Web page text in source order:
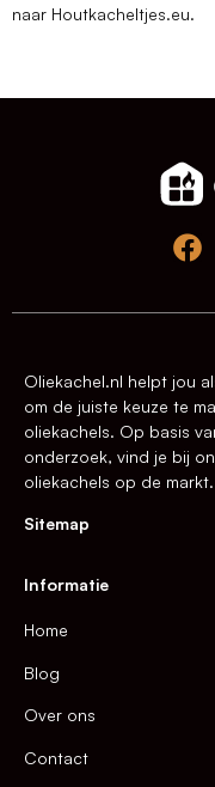
naar Houtkacheltjes.eu.
Oliekachel.nl helpt jou
om de juiste keuze te
oliekachels. Op basis
onderzoek, vind je bij
oliekachels op de markt.
Sitemap
Informatie
Home
Blog
Over ons
Contact